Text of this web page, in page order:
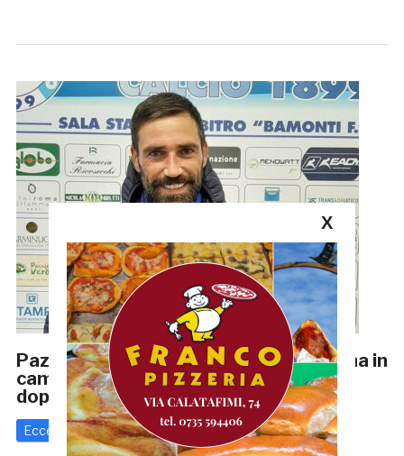
Pazzesco e infinito: Cristian Pazzi torna in
campo e festeggia i 40 anni con una
doppietta
Eccellenza 13 Ottobre 2021 di Redazione GRB
X